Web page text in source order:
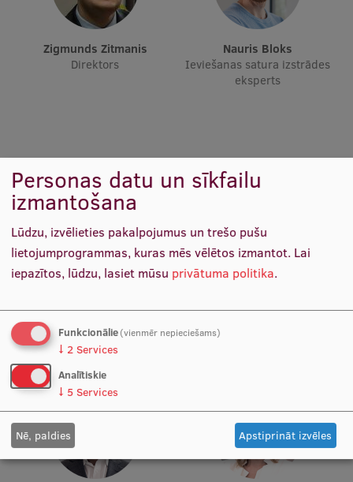
Identitāte
RSU fonds
Projekti
Reitingi
Virtuālā tūre
Ilgtspējīga attīstība
Dati par 2025. gadu
Suvenīri un grāmatas
Mūžizglītība
Zigmunds Zitmanis
Direktors
Nauris Bloks
Ieviešanas satura izstrādes
eksperts
Verners Gavilovskis
Edgars Indriksons
Personas datu un sīkfailu
izmantošana
Lūdzu, izvēlieties pakalpojumus un trešo pušu
lietojumprogrammas, kuras mēs vēlētos izmantot. Lai
iepazītos, lūdzu, lasiet mūsu privātuma politika.
Funkcionālie(vienmēr nepieciešams)
↓ 2 Services
Analītiskie
↓ 5 Services
Nē, paldies Apstiprināt izvēles